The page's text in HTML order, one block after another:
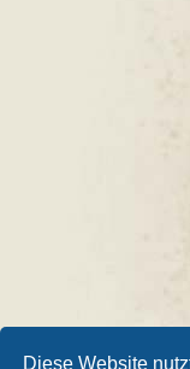
Diese Website